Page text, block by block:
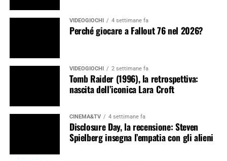
VIDEOGIOCHI 4 settimane fa
Perché giocare a Fallout 76 nel 2026?
VIDEOGIOCHI 2 settimane fa
Tomb Raider (1996), la retrospettiva:
nascita dell’iconica Lara Croft
CINEMA&TV 4 settimane fa
Disclosure Day, la recensione: Steven
Spielberg insegna l’empatia con gli alieni